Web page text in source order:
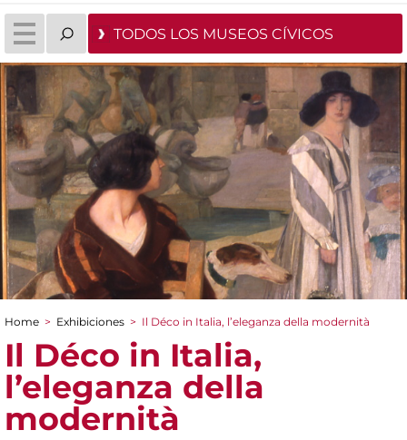
TODOS LOS MUSEOS CÍVICOS
You are here
Home > Exhibiciones > Il Déco in Italia, l’eleganza della modernità
Il Déco in Italia,
l’eleganza della
modernità